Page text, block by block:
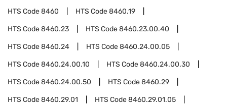
HTS Code8460 HTS Code8460.19
HTS Code8460.23 HTS Code8460.23.00.40
HTS Code8460.24 HTS Code8460.24.00.05
HTS Code8460.24.00.10 HTS Code8460.24.00.30
HTS Code8460.24.00.50 HTS Code8460.29
HTS Code8460.29.01 HTS Code8460.29.01.05